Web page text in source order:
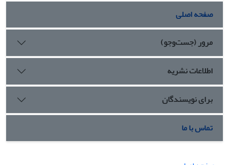
صفحه اصلی
مرور (جست‌وجو)
اطلاعات نشریه
برای نویسندگان
تماس با ما